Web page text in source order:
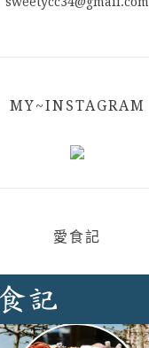
MY~INSTAGRAM
愛食記